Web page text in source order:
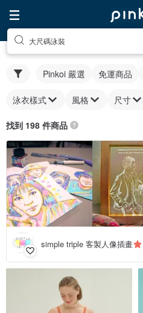
大尺碼泳裝
Pinkoi 嚴選 免運商品
泳衣樣式 風格 尺寸
找到 198 件商品
simple triple 客製人像插畫